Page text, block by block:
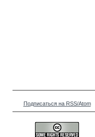
Подписаться на RSS/Atom